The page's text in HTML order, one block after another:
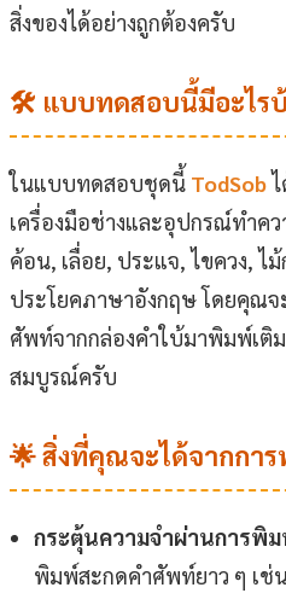
สิ่งของได้อย่างถูกต้องครับ
🛠️ แบบทดสอบนี้มีอะไรบ้
ในแบบทดสอบชุดนี้ TodSob
เครื่องมือช่างและอุปกรณ์ทำค
ค้อน, เลื่อย, ประแจ, ไขควง, ไ
ประโยคภาษาอังกฤษ โดยคุณ
ศัพท์จากกล่องคำใบ้มาพิมพ์เติ
สมบูรณ์ครับ
🌟 สิ่งที่คุณจะได้จากกา
กระตุ้นความจำผ่านการพิ
พิมพ์สะกดคำศัพท์ยาว ๆ เช่